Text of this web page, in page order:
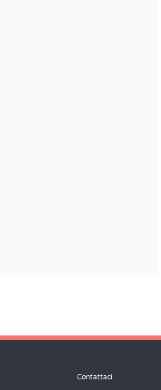
Contattaci